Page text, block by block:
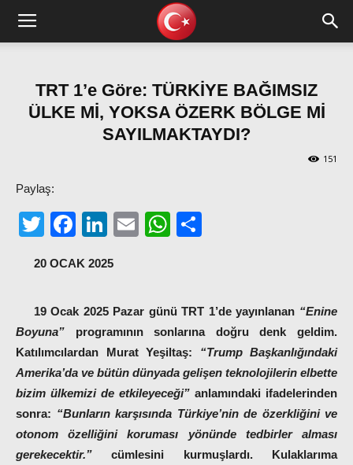
TRT 1’e Göre: TÜRKİYE BAĞIMSIZ
ÜLKE Mİ, YOKSA ÖZERK BÖLGE Mİ
SAYILMAKTAYDI?
151
Paylaş:
TwitterFacebook
LinkedIn
EmailWhatsApp
20 OCAK 2025
19 Ocak 2025 Pazar günü TRT 1’de yayınlanan “Enine
Boyuna”
programının sonlarına doğru denk geldim.
Katılımcılardan Murat Yeşiltaş: “Trump Başkanlığındaki
Amerika’da ve bütün dünyada gelişen teknolojilerin elbette
bizim ülkemizi de etkileyeceği” anlamındaki ifadelerinden
sonra: “Bunların karşısında Türkiye’nin de özerkliğini ve
otonom özelliğinikoruması yönünde tedbirler alması
gerekecektir.”cümlesini kurmuşlardı. Kulaklarıma